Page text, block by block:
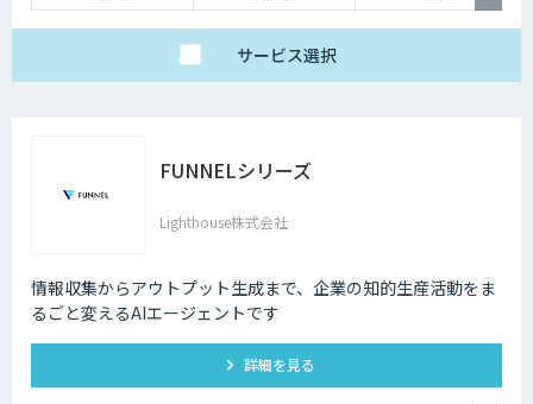
サービス選択
FUNNELシリーズ
Lighthouse株式会社
情報収集からアウトプット生成まで、企業の知的生産活動をま
るごと変えるAIエージェントです
詳細を見る